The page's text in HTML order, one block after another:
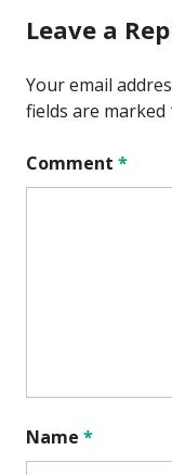
Leave a
Your email
fields are marked
Comment *
Name *